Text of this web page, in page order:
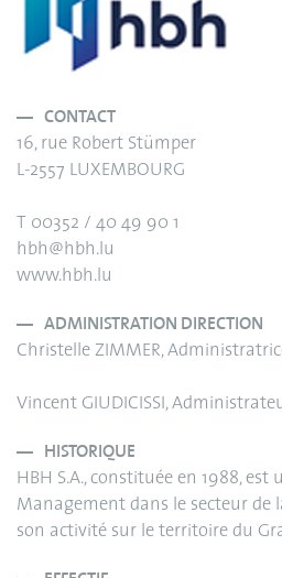
CONTACT
16, rue Robert Stümper
L-2557 LUXEMBOURG
T 00352 / 40 49 90 1
hbh@hbh.lu
www.hbh.lu
ADMINISTRATION DIRECTION
Christelle ZIMMER,
Vincent GIUDICISSI,
HISTORIQUE
HBH S.A., constituée en 1988, est
Management dans le secteur de
son activité sur le territoire du